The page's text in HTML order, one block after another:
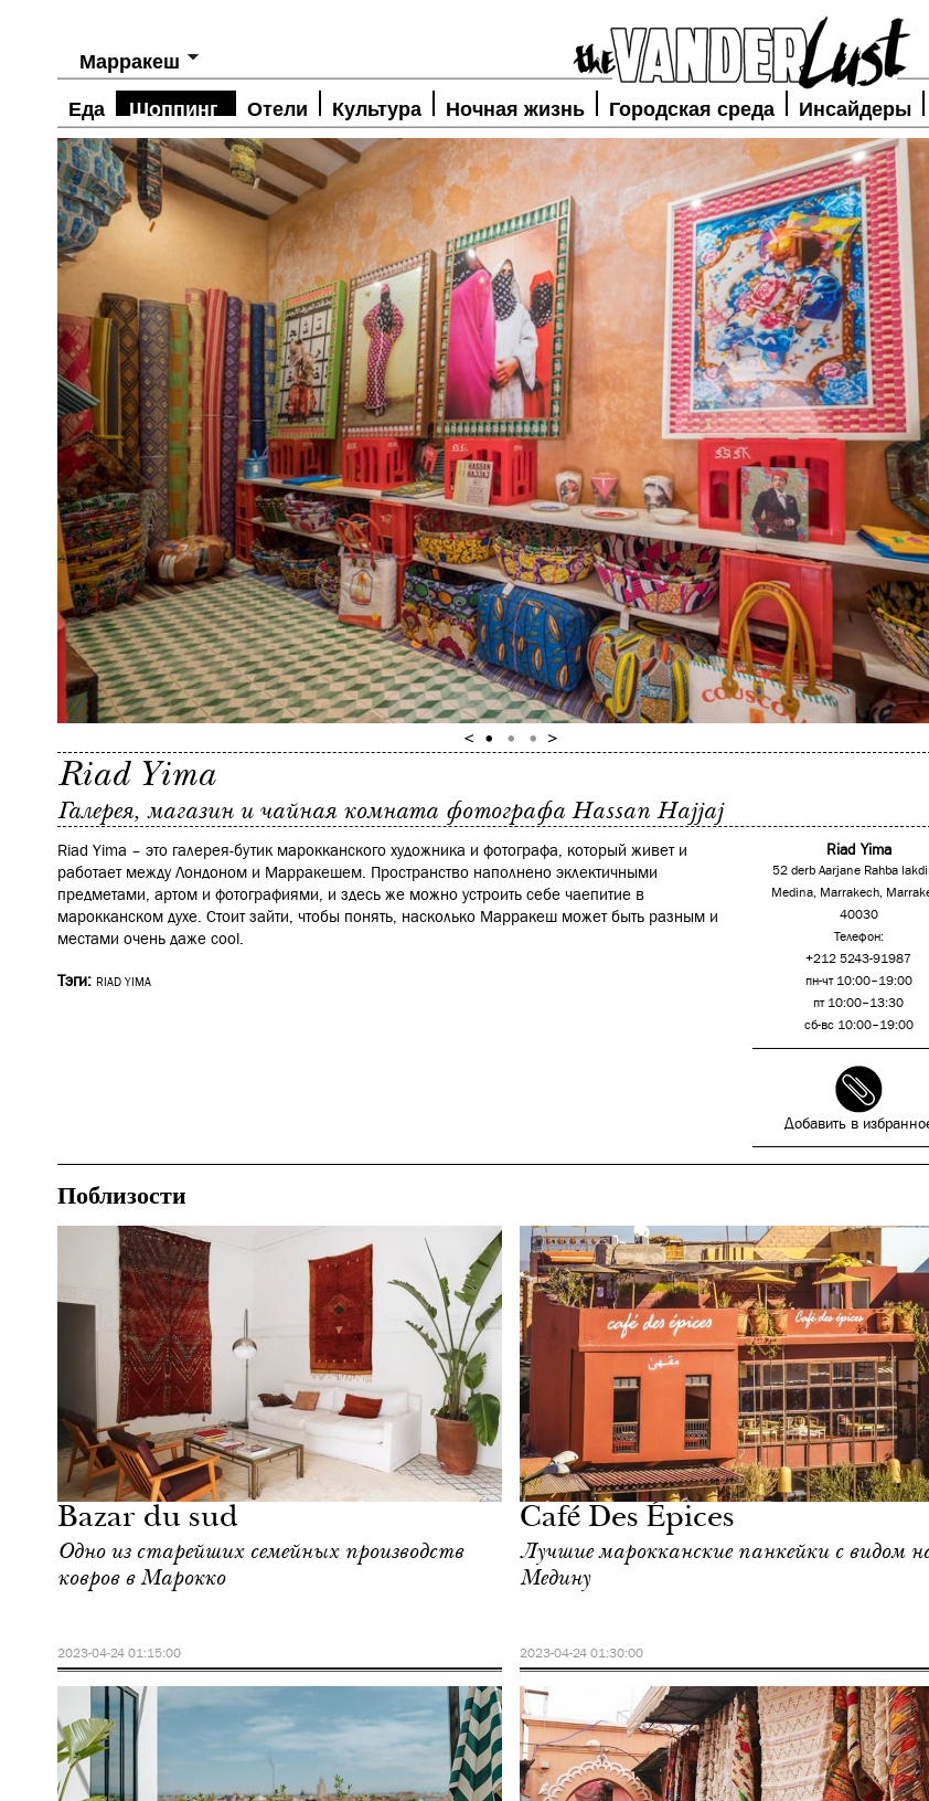
Марракеш
Еда Шоппинг Отели Культура Ночная жизнь Городская среда Инсайдеры
Riad Yima
Галерея, магазин и чайная комната фотографа Hassan Нajjaj
Riad Yima
52 derb Aarjane Rahba
Medina, Marrakech,
40030
Телефон:
+212 5243-91987
пн-чт 10:00–19:00
пт 10:00–13:30
сб-вс 10:00–19:00
Добавить в
Riad Yima – это галерея-бутик марокканского художника и фотографа, который живет и
работает между Лондоном и Марракешем. Пространство наполнено эклектичными
предметами, артом и фотографиями, и здесь же можно устроить себе чаепитие в
марокканском духе. Стоит зайти, чтобы понять, насколько Марракеш может быть разным и
местами очень даже cool.
Тэги: RIAD YIMA
Поблизости
Bazar du sud
Одно из старейших семейных производств
ковров в Марокко
2023-04-24 01:15:00
Еда
Марракеш
Café Des Épices
Лучшие марокканские панкейки с видом
Медину
2023-04-24 01:30:00